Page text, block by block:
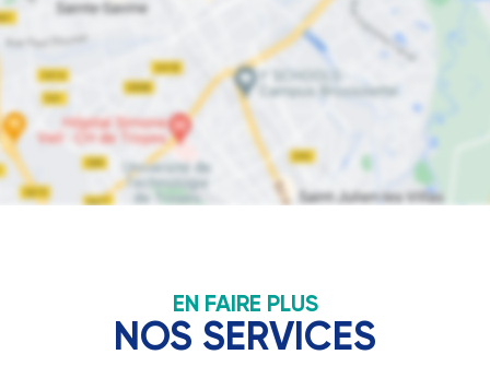
EN FAIRE PLUS
NOS SERVICES